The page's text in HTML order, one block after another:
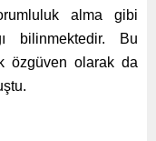
alma gibi
bilinmektedir. Bu
özgüven olarak da